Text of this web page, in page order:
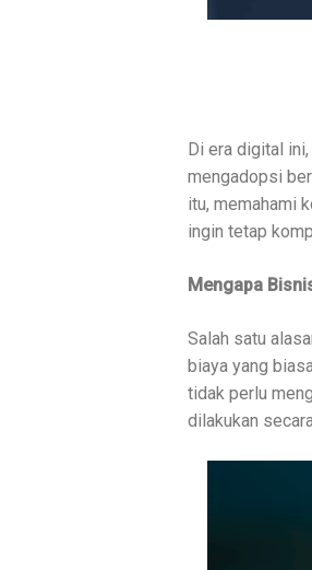
Di era digital
mengadopsi
itu, memahami
ingin tetap
Mengapa
Salah satu
biaya yang
tidak perlu
dilakukan